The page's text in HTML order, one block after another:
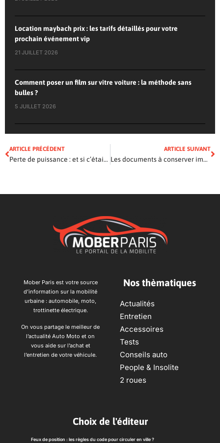
Location maybach prix : les tarifs détaillés pour votre
prochain événement vip
21 JUILLET 2026
Comment poser un film sur vitre voiture : la méthode sans
bulles ?
5 JUILLET 2026
ARTICLE PRÉCÉDENT
Perte de puissance : et si c’était le turbo ?
ARTICLE SUIVANT
Les documents à conserver impérativement dans votre voiture
Mober Paris est votre source
d’information sur la mobilité
urbaine : automobile, moto,
trottinette électrique.
On vous partage le meilleur de
l’actualité Auto Moto et on
vous aide sur l’achat et
l’entretien de votre véhicule.
Nos thèmatiques
Actualités
Entretien
Accessoires
Tests
Conseils auto
People & Insolite
2 roues
Choix de l'éditeur
Feux de position : les règles du code pour circuler en ville ?